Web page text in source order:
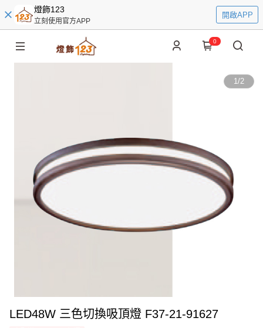
燈飾123
立刻使用官方APP
開啟APP
0
1/2
LED48W 三色切換吸頂燈 F37-21-91627